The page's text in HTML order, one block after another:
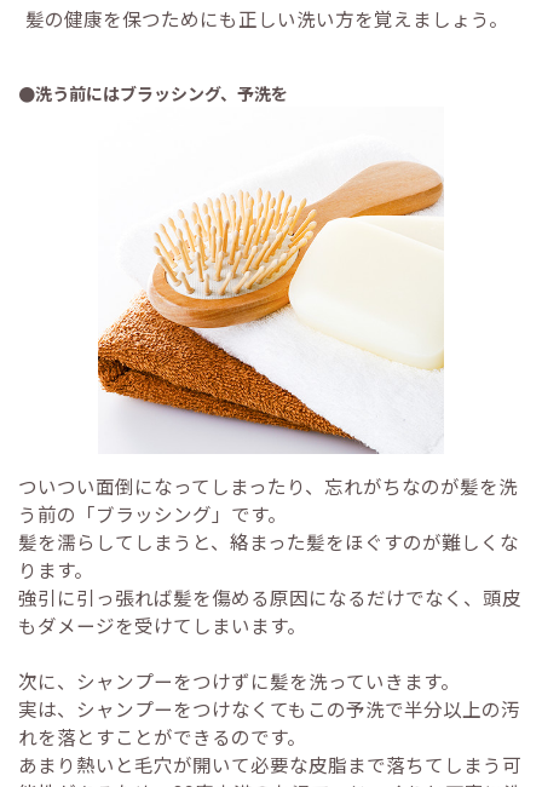
髪の健康を保つためにも正しい洗い方を覚えましょう。
●洗う前にはブラッシング、予洗を
ついつい面倒になってしまったり、忘れがちなのが髪を洗
う前の「ブラッシング」です。
髪を濡らしてしまうと、絡まった髪をほぐすのが難しくな
ります。
強引に引っ張れば髪を傷める原因になるだけでなく、頭皮
もダメージを受けてしまいます。
次に、シャンプーをつけずに髪を洗っていきます。
実は、シャンプーをつけなくてもこの予洗で半分以上の汚
れを落とすことができるのです。
あまり熱いと毛穴が開いて必要な皮脂まで落ちてしまう可